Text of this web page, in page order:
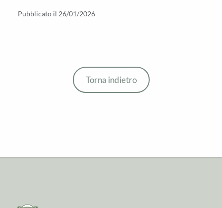
Pubblicato il 26/01/2026
Torna indietro